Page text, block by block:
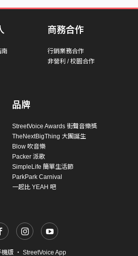
南
商務合作
行銷業務合作
非營利 / 校園合作
品牌
StreetVoice Awards 街聲音樂獎
TheNextBigThing 大團誕生
Blow 吹音樂
Packer 派歌
SimpleLife 簡單生活節
ParkPark Carnival
一起比 YEAH 吧
機版 ・ StreetVoice App